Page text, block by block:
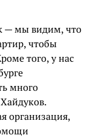
— мы видим, что
чтобы
того, у нас
много
организация,